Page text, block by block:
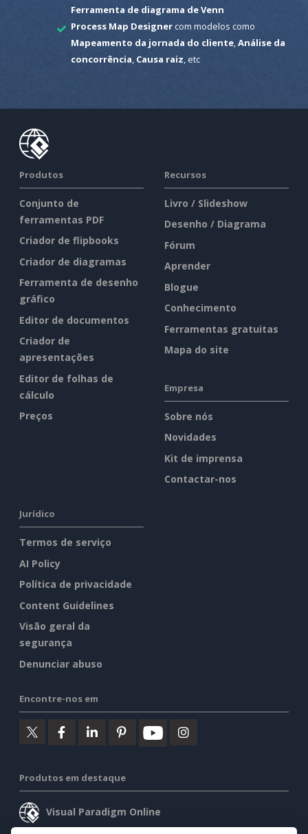
Ferramenta de diagrama de Venn
Process Map Designercom modelos como
Mapeamento da jornada do cliente, Análise da
concorrência Causa raiz , etc
Produtos
Conjunto de
ferramentas PDF
Criador de flipbooks
Criador de diagramas
Ferramenta de desenho
gráfico
Editor de documentos
Criador de
apresentações
Editor de folhas de
cálculo
Preços
Recursos
Livro / Slideshow
Desenho / Diagrama
Fórum
Aprender
Blogue
Conhecimento
Ferramentas gratuitas
Mapa do site
Empresa
Sobre nós
Novidades
Kit de imprensa
Contactar-nos
Jurídico
Termos de serviço
AI Policy
Política de privacidade
Content Guidelines
Visão geral da
segurança
Denunciar abuso
Encontre-nos em
Produtos em destaque
Visual Paradigm Online